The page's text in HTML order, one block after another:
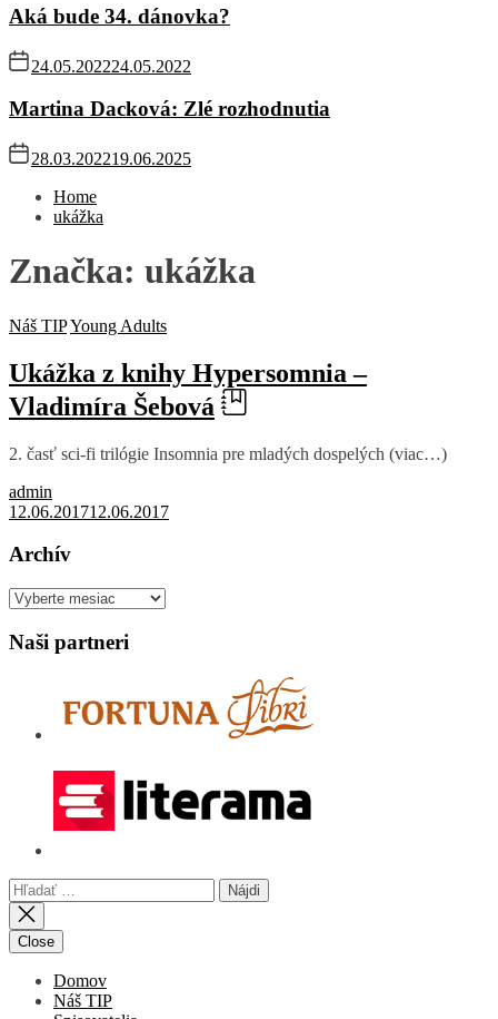
Aká bude 34. dánovka?
24.05.202224.05.2022
Martina Dacková: Zlé rozhodnutia
28.03.202219.06.2025
Home
ukážka
Značka: ukážka
Náš TIPYoung Adults
Ukážka z knihy Hypersomnia –
Vladimíra Šebová
2. časť sci-fi trilógie Insomnia pre mladých dospelých (viac…)
admin
12.06.201712.06.2017
Archív
Archív
Naši partneri
Hľadať:
Close
Domov
Náš TIP